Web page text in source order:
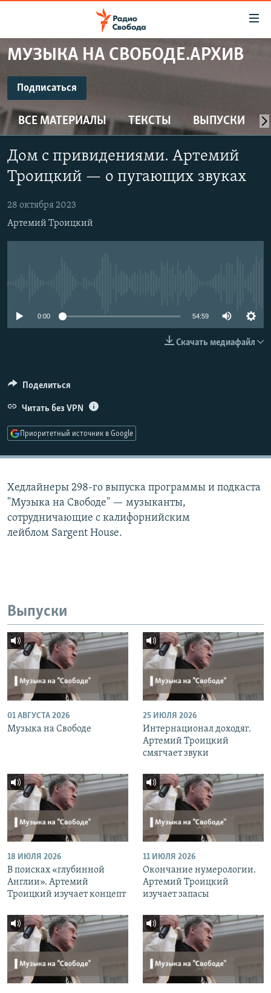
упрощенного
Вернуться
к
основному
содержанию
Вернутся
главной
Вернутся
поиску
ПРОГРАММЫ
ПОДКАСТЫ
АВТОРСКИЕ ПРОЕКТЫ
ЦИТАТЫ СВОБОДЫ
МНЕНИЯ
КУЛЬТУРА
КАВКАЗ.РЕАЛИИ
СЕВЕР.РЕАЛИИ
МУЗЫКА НА СВОБОДЕ.АРХИВ
Подписаться
Подписаться
ВСЕ МАТЕРИАЛЫ ТЕКСТЫ ВЫПУСКИ
Дом с привидениями. Артемий
Троицкий — о пугающих звуках
28 октября 2023
Артемий Троицкий
0:00 54:59
Скачать медиафайл
Поделиться
Читать без VPN
Приоритетный источник в Google
Хедлайнеры 298-го выпуска программы и подкаста
"Музыка на Свободе" — музыканты,
сотрудничающие с калифорнийским
лейблом Sargent House.
Выпуски
01 АВГУСТА 2026
Музыка на Свободе
25 ИЮЛЯ 2026
Интернационал доходяг.
Артемий Троицкий
смягчает звуки
18 ИЮЛЯ 2026
В поисках «глубинной
Англии». Артемий
Троицкий изучает концепт
11 ИЮЛЯ 2026
Окончание нумерологии.
Артемий Троицкий
изучает запасы